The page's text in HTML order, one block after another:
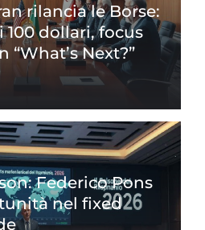
rilancia le Borse:
dollari, focus
“What’s Next?”
Federico Pons
nel fixed